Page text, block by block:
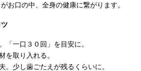
お口の中、全身の健康に繋がります。
「一口３０回」を目安に。
を取り入れる。
。少し歯ごたえが残るくらいに。